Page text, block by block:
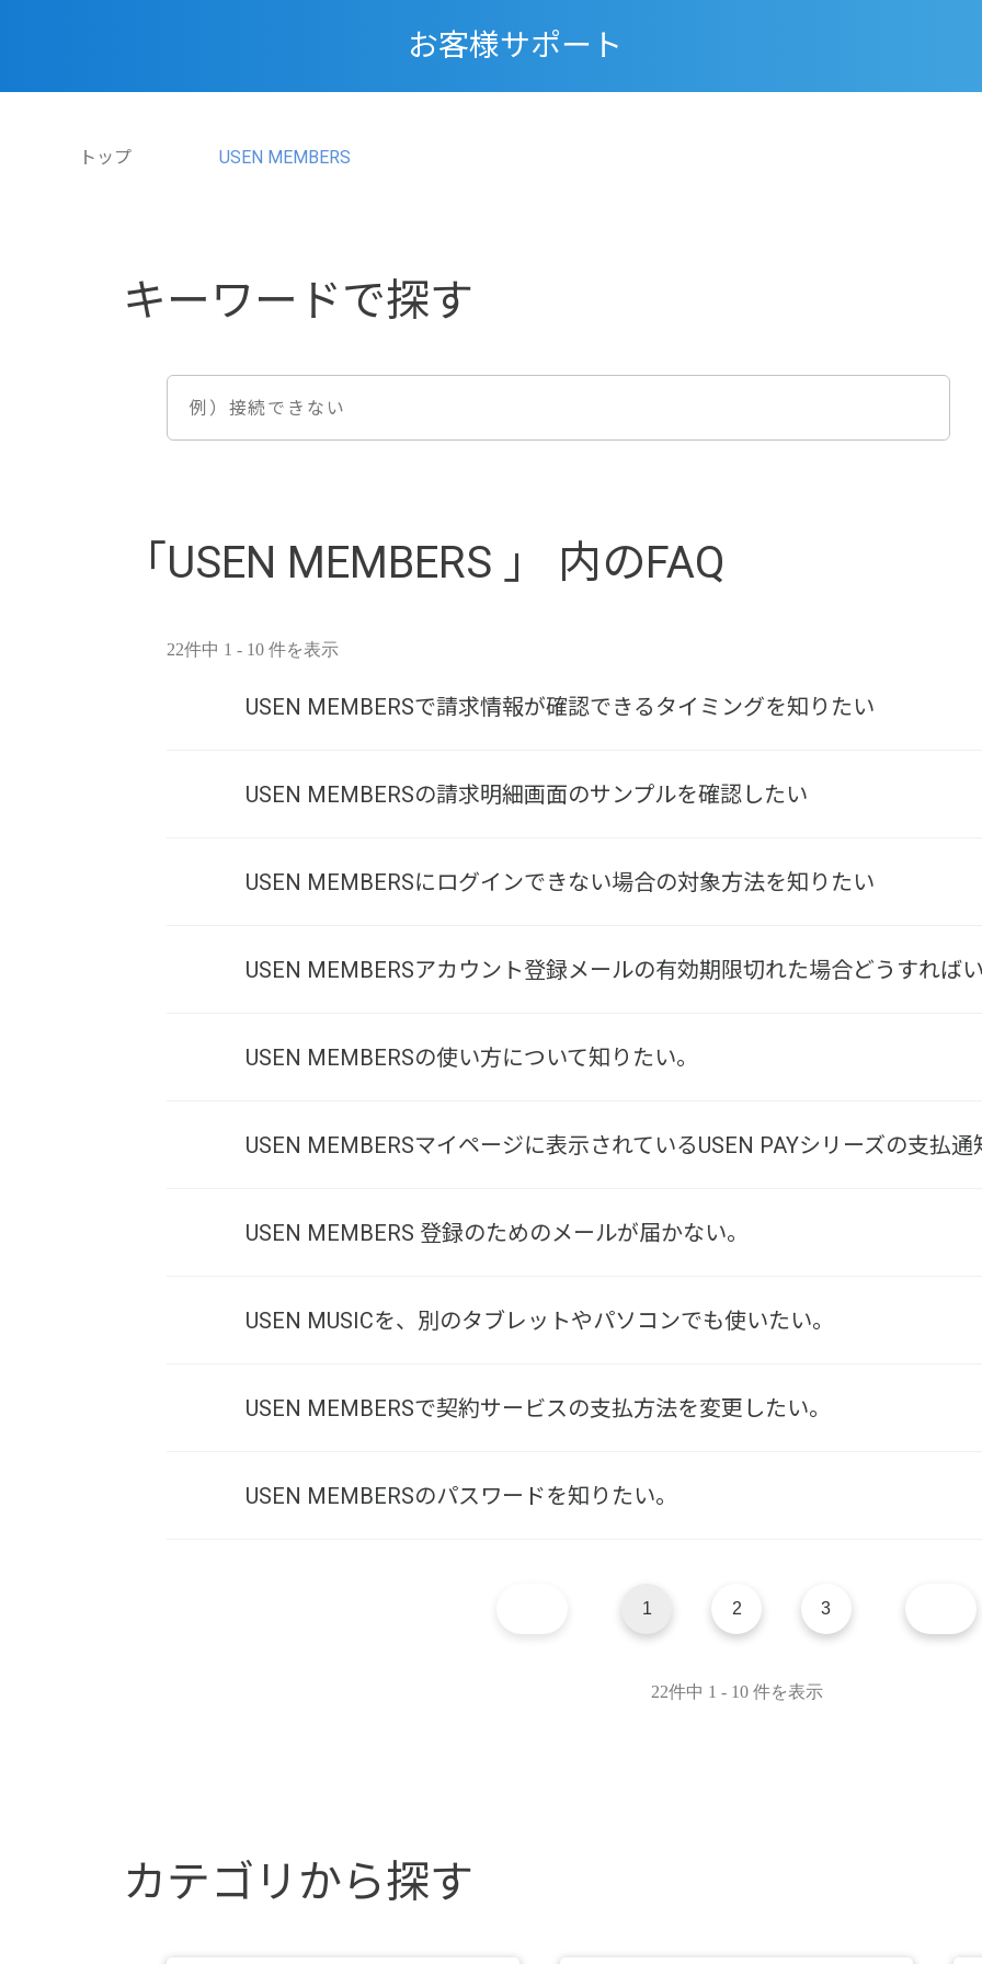
お客様サポート
トップ USEN MEMBERS
「USEN MEMBERS 」 内のFAQ
22件中 1 - 10 件を表示
USEN MEMBERSで請求情報が確認できるタイミングを知りたい
USEN MEMBERSの請求明細画面のサンプルを確認したい
USEN MEMBERSにログインできない場合の対象方法を知りたい
USEN MEMBERSアカウント登録メールの有効期限切れた場合どうすれば
USEN MEMBERSの使い方について知りたい。
USEN MEMBERSマイページに表示されているUSEN PAYシリーズの支払通
USEN MEMBERS 登録のためのメールが届かない。
USEN MUSICを、別のタブレットやパソコンでも使いたい。
USEN MEMBERSで契約サービスの支払方法を変更したい。
USEN MEMBERSのパスワードを知りたい。
22件中 1 - 10 件を表示
1 2 3
カテゴリから探す